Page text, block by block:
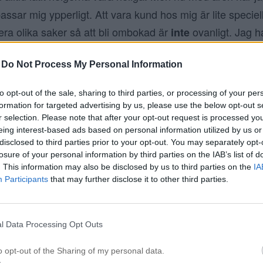
Do Not Process My Personal Information
opt-out of the sale, sharing to third parties, or processing of your
for targeted advertising by us, please use the below opt-out
selection. Please note that after your opt-out request is processed
interest-based ads based on personal information utilized by us
to third parties prior to your opt-out. You may separately
of your personal information by third parties on the IAB’s list of
This information may also be disclosed by us to third parties on the
Participants that may further disclose it to other third parties.
Data Processing Opt Outs
opt-out of the Sharing of my personal data.
mig ypperligt. Att vara kund hos mig är lite
olika saker så att bli ombokad är inte ovanligt. Jag
det kommer till mina kunder men bloggvärlden och
kan det bli ombokningar. Det är förvisso något
för mig för att jag ska kunna ha det så är att jagalltid
innan eller tätt inpå sin ordinarie tid. Därför jag inte
för att då har jag en hel dag att sätta kunder om
det är roligt att jobba lördagar då och då, jag lever
ändå så att mysa på salongen med underbara
jobbar jag helt enkelt, man får trixa med livet så alla